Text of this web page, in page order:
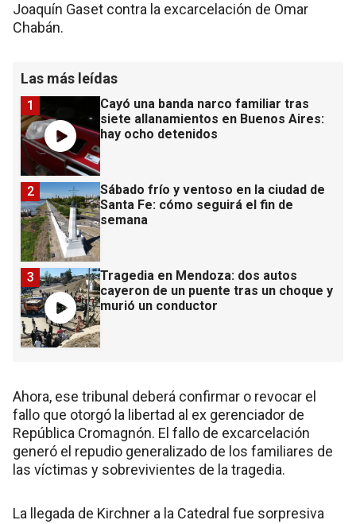
Joaquín Gaset contra la excarcelación de Omar
Chabán.
Las más leídas
Cayó una banda narco familiar tras
siete allanamientos en Buenos Aires:
hay ocho detenidos
1
Sábado frío y ventoso en la ciudad de
Santa Fe: cómo seguirá el fin de
semana
2
Tragedia en Mendoza: dos autos
cayeron de un puente tras un choque y
murió un conductor
3
Ahora, ese tribunal deberá confirmar o revocar el
fallo que otorgó la libertad al ex gerenciador de
República Cromagnón. El fallo de excarcelación
generó el repudio generalizado de los familiares de
las víctimas y sobrevivientes de la tragedia.
La llegada de Kirchner a la Catedral fue sorpresiva